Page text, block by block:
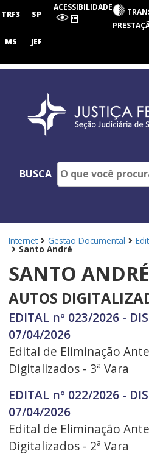
Judiciária
Paulo
TRF3 SP
MS JEF
ACESSIBILIDADE
BUSCA
Internet Gestão Documental
Santo André
SANTO ANDRÉ
AUTOS
EDITAL nº 023/2026 -
07/04/2026
Edital de Eliminação
Digitalizados - 3ª Vara
EDITAL nº 022/2026 -
07/04/2026
Edital de Eliminação
Digitalizados - 2ª Vara